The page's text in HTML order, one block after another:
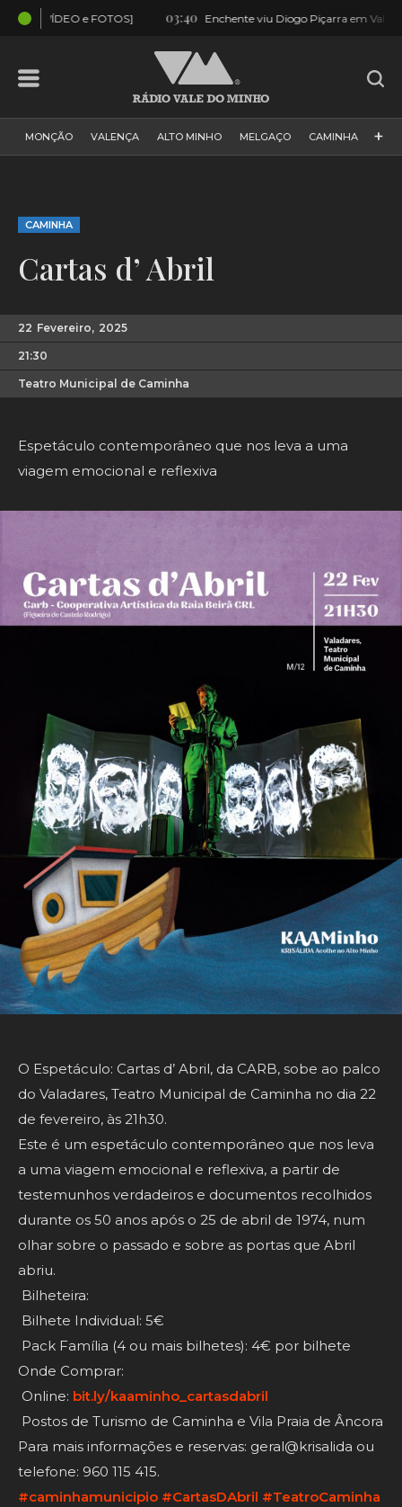
03:40 Enchente viu Diogo Piçarra em Valença [FOTOS]
MONÇÃO VALENÇA ALTO MINHO MELGAÇO CAMINHA
VALE DO MINHO MINHO MUNDO
VILA PRAIA DE ÂNCORA
+
CAMINHA
Cartas d’ Abril
22 Fevereiro, 2025
21:30
Teatro Municipal de Caminha
Espetáculo contemporâneo que nos leva a uma
viagem emocional e reflexiva
O Espetáculo: Cartas d’ Abril, da CARB, sobe ao palco
do Valadares, Teatro Municipal de Caminha no dia 22
de fevereiro, às 21h30.
Este é um espetáculo contemporâneo que nos leva
a uma viagem emocional e reflexiva, a partir de
testemunhos verdadeiros e documentos recolhidos
durante os 50 anos após o 25 de abril de 1974, num
olhar sobre o passado e sobre as portas que Abril
abriu.
Bilheteira:
Bilhete Individual: 5€
Pack Família (4 ou mais bilhetes): 4€ por bilhete
Onde Comprar:
Online: bit.ly/kaaminho_cartasdabril
Postos de Turismo de Caminha e Vila Praia de Âncora
Para mais informações e reservas: geral@krisalida ou
telefone: 960 115 415.
#caminhamunicipio #CartasDAbril #TeatroCaminha